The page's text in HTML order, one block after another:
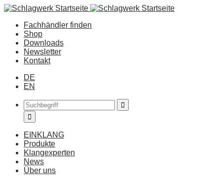
Fachhändler finden
Shop
Downloads
Newsletter
Kontakt
DE
EN
EINKLANG
Produkte
Klangexperten
News
Über uns